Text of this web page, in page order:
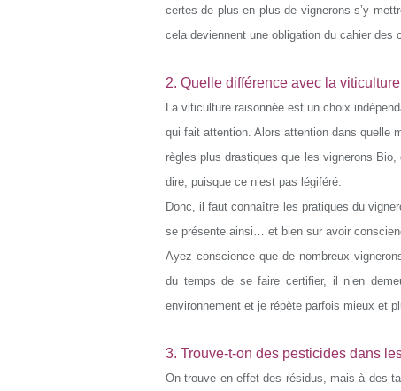
certes de plus en plus de vignerons s’y
cela deviennent une obligation du cahier des
2. Quelle différence avec la
La viticulture raisonnée est un choix
qui fait attention. Alors attention dans quelle
règles plus drastiques que les vignerons
dire, puisque ce n’est pas légiféré.
Donc, il faut connaître les pratiques du
se présente ainsi… et bien sur avoir
Ayez conscience que de nombreux
du temps de se faire certifier, il n’en
environnement et je répète parfois mieux et
3. Trouve-t-on des pesticides dans
On trouve en effet des résidus, mais à des